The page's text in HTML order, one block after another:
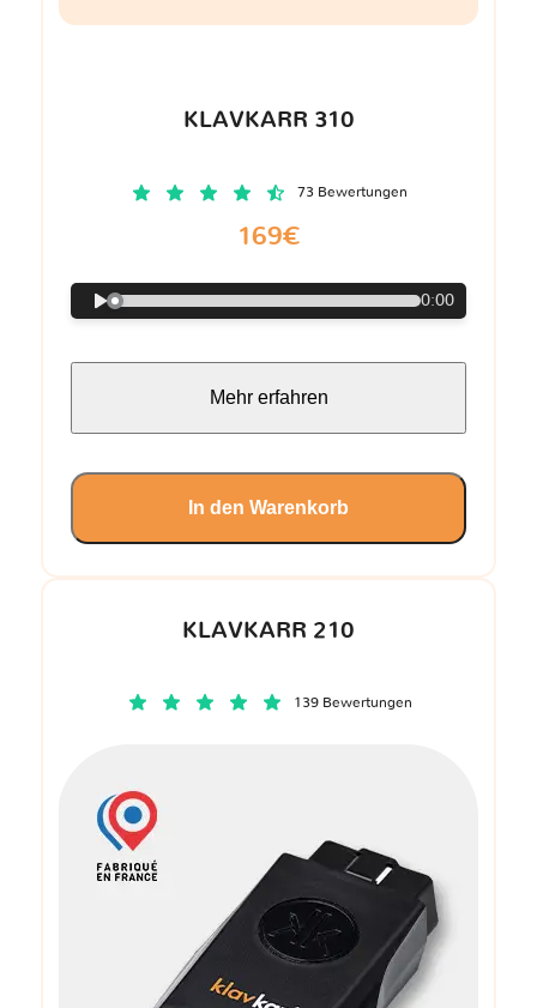
KLAVKARR 210
139 Bewertungen
KLAVKARR 310
73 Bewertungen
169€
0:00
Mehr erfahren
In den Warenkorb